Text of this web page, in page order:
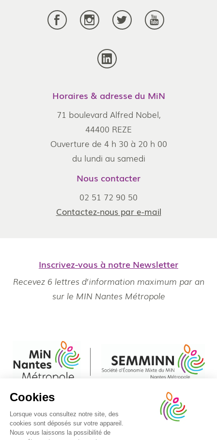
Horaires & adresse du MiN
71 boulevard Alfred Nobel,
44400 REZE
Ouverture de 4 h 30 à 20 h 00
du lundi au samedi
Nous contacter
02 51 72 90 50
Contactez-nous par e-mail
Inscrivez-vous à notre Newsletter
Recevez 6 lettres d’information maximum par an
sur le MIN Nantes Métropole
Pied
page
Règlement Intérieur © Min Nantes Métropole 2020 - Tous droits réservés
Mentions légales Politique de cookies
Cookies
Lorsque vous consultez notre site, des
cookies sont déposés sur votre appareil.
Nous vous laissons la possibilité de